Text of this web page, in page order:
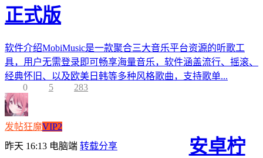
正式版
软件介绍MobiMusic是一款聚合三大音乐平台资源的听歌工
具，用户无需登录即可畅享海量音乐，软件涵盖流行、摇滚、
经典怀旧、以及欧美日韩等多种风格歌曲，支持歌单...
0
5 283
发帖狂魔VIP2
昨天 16:13 电脑端 转载分享
安卓柠